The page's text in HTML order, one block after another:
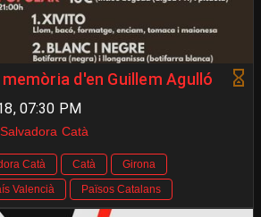
d'en Guillem Agulló
07:30 PM
Catà
Catà Catà
Girona
Valencià Països Catalans